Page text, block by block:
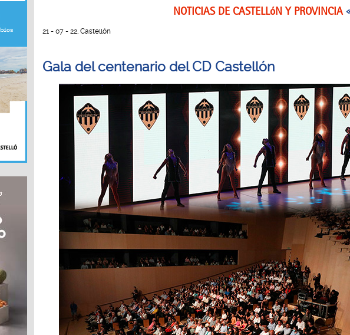
NOTICIAS DE CASTELLóN Y PROVINCIA
21 - 07 - 22, Castellón
Gala del centenario del CD Castellón